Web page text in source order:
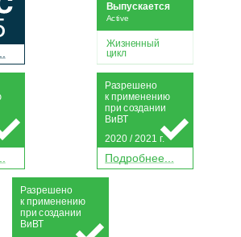
Жизненный
цикл
Active
Выпускается
Подробнее...
Разрешено
к применению
присоздании
Ви ВТ
2020 / 2021 г.
Разрешено
к применению
присоздании
Ви ВТ